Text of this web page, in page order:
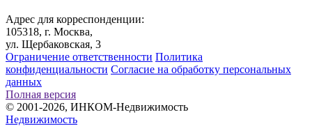
Адрес для корреспонденции:
105318, г. Москва,
ул. Щербаковская, 3
Ограничение ответственности Политика
конфиденциальности Согласие на обработку персональных
данных
Полная версия
© 2001-2026, ИНКОМ-Недвижимость
Недвижимость